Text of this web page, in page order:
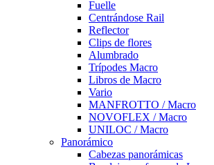
Fuelle
Centrándose Rail
Reflector
Clips de flores
Alumbrado
Trípodes Macro
Libros de Macro
Vario
MANFROTTO / Macro
NOVOFLEX / Macro
UNILOC / Macro
Panorámico
Cabezas panorámicas